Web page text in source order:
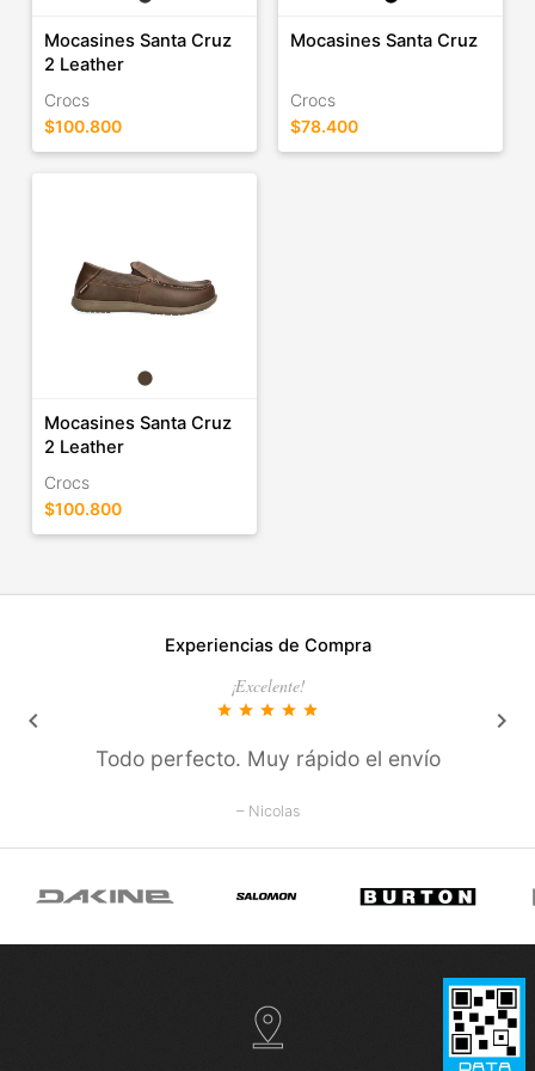
Mocasines Santa Cruz
2 Leather
Crocs
$100.800
Mocasines Santa Cruz
Crocs
$78.400
Mocasines Santa Cruz
2 Leather
Crocs
$100.800
Experiencias de Compra
¡Excelente!
star star star star star
Todo perfecto. Muy rápido el envío
– Nicolas
keyboard_arrow_left keyboard_arrow_right